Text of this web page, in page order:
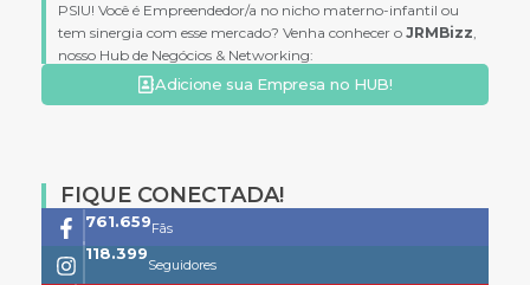
PSIU! Você é Empreendedor/a no nicho materno-infantil ou
tem sinergia com esse mercado? Venha conhecer o JRMBizz,
nosso Hub de Negócios & Networking:
Adicione sua Empresa no HUB!
FIQUE CONECTADA!
761.659Fãs
118.399
Seguidores